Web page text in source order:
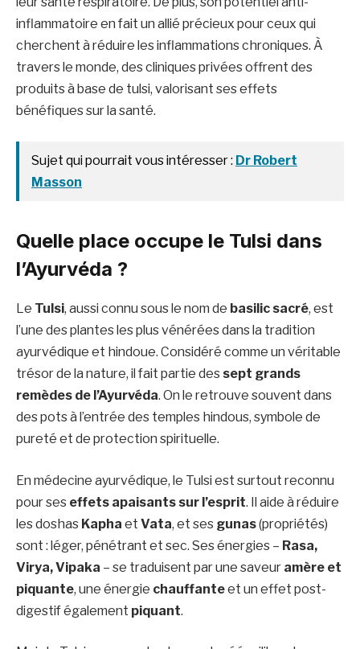
inflammatoire en fait un allié précieux pour ceux qui
cherchent à réduire les inflammations chroniques. À
travers le monde, des cliniques privées offrent des
produits à base de tulsi, valorisant ses effets
bénéfiques sur la santé.
Sujet qui pourrait vous intéresser : Dr Robert
Masson
Quelle place occupe le Tulsi dans
l’Ayurvéda ?
Le Tulsi, aussi connu sous le nom de basilic sacré, est
l’une des plantes les plus vénérées dans la tradition
ayurvédique et hindoue. Considéré comme un véritable
trésor de la nature, il fait partie des sept grands
remèdes de l’Ayurvéda. On le retrouve souvent dans
des pots à l’entrée des temples hindous, symbole de
pureté et de protection spirituelle.
En médecine ayurvédique, le Tulsi est surtout reconnu
pour ses effets apaisants sur l’esprit. Il aide à réduire
les doshas Kapha et Vata, et ses gunas(propriétés)
sont : léger, pénétrant et sec. Ses énergies – Rasa,
Virya, Vipaka – se traduisent par une saveur amère et
piquante, une énergie chauffanteet un effet post-
digestif également piquant.